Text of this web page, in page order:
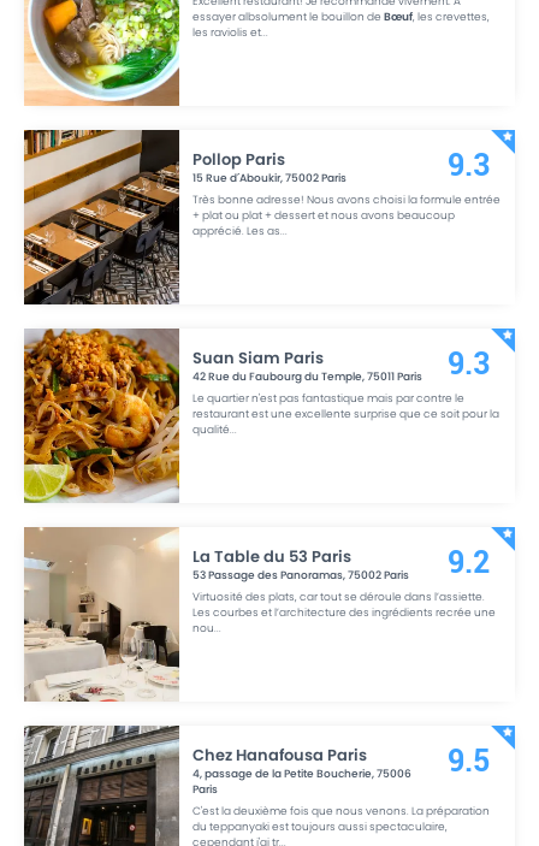
essayer albsolument le bouillon deBœuf, les crevettes,
les raviolis et...
Pollop Paris
15 Rue d´Aboukir,75002Paris
Très bonne adresse! Nous avons choisi la formule entrée
+ plat ou plat + dessert et nous avons beaucoup
apprécié. Les as...
9.3
Suan Siam Paris
42 Rue du Faubourg du Temple,75011Paris
Le quartier n'est pas fantastique mais par contre le
restaurant est une excellente surprise que ce soit pour la
qualité...
9.3
La Table du 53 Paris
53 Passage des Panoramas,75002Paris
Virtuosité des plats, car tout se déroule dans l’assiette.
Les courbes et l’architecture des ingrédients recrée une
nou...
9.2
Chez Hanafousa Paris
4, passage de la Petite Boucherie,75006
Paris
C'est la deuxième fois que nous venons. La préparation
du teppanyaki est toujours aussi spectaculaire,
cependant j'ai tr...
9.5